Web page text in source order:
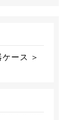
ース ＞